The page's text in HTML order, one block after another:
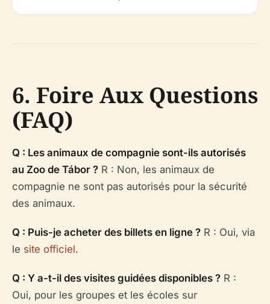
6. Foire Aux Questions
(FAQ)
Q : Les animaux de compagnie sont-ils autorisés
au Zoo de Tábor ? R : Non, les animaux de
compagnie ne sont pas autorisés pour la sécurité
des animaux.
Q : Puis-je acheter des billets en ligne ? R : Oui, via
le site officiel.
Q : Y a-t-il des visites guidées disponibles ? R :
Oui, pour les groupes et les écoles sur